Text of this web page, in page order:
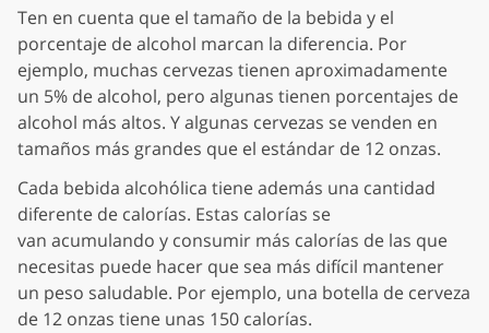
Ten en cuenta que el tamaño de la bebida y el
porcentaje de alcohol marcan la diferencia. Por
ejemplo, muchas cervezas tienen aproximadamente
un 5% de alcohol, pero algunas tienen porcentajes de
alcohol más altos. Y algunas cervezas se venden en
tamaños más grandes que el estándar de 12 onzas.
Cada bebida alcohólica tiene además una cantidad
diferente de calorías. Estas calorías se
van acumulando y consumir más calorías de las que
necesitas puede hacer que sea más difícil mantener
un peso saludable. Por ejemplo, una botella de cerveza
de 12 onzas tiene unas 150 calorías.